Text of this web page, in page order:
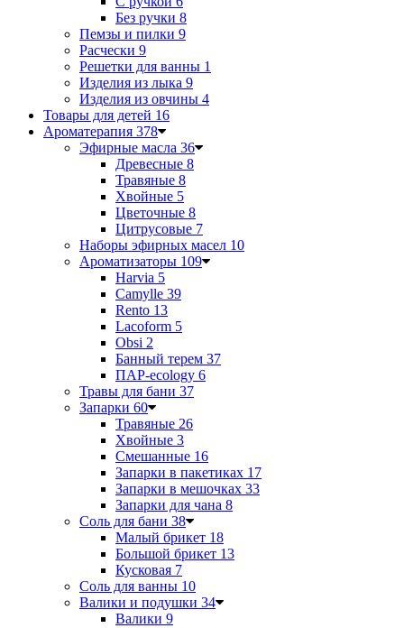
Без ручки 8
Пемзы и пилки 9
Расчески 9
Решетки для ванны 1
Изделия из лыка 9
Изделия из овчины 4
Товары для детей 16
Ароматерапия 378
Эфирные масла 36
Древесные 8
Травяные 8
Хвойные 5
Цветочные 8
Цитрусовые 7
Наборы эфирных масел 10
Ароматизаторы 109
Harvia 5
Camylle 39
Rento 13
Lacoform 5
Obsi 2
Банный терем 37
ПАР-ecology 6
Травы для бани 37
Запарки 60
Травяные 26
Хвойные 3
Смешанные 16
Запарки в пакетиках 17
Запарки в мешочках 33
Запарки для чана 8
Соль для бани 38
Малый брикет 18
Большой брикет 13
Кусковая 7
Соль для ванны 10
Валики и подушки 34
Валики 9